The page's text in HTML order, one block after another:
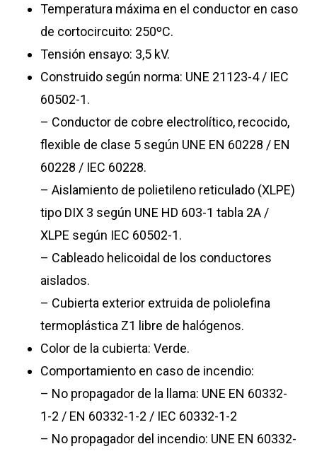
Temperatura máxima en el conductor en caso
de cortocircuito: 250ºC.
Tensión ensayo: 3,5 kV.
Construido según norma: UNE 21123-4 / IEC
60502-1.
– Conductor de cobre electrolítico, recocido,
flexible de clase 5 según UNE EN 60228 / EN
60228 / IEC 60228.
– Aislamiento de polietileno reticulado (XLPE)
tipo DIX 3 según UNE HD 603-1 tabla 2A /
XLPE según IEC 60502-1.
– Cableado helicoidal de los conductores
aislados.
– Cubierta exterior extruida de poliolefina
termoplástica Z1 libre de halógenos.
Color de la cubierta: Verde.
Comportamiento en caso de incendio:
– No propagador de la llama: UNE EN 60332-
1-2 / EN 60332-1-2 / IEC 60332-1-2
– No propagador del incendio: UNE EN 60332-